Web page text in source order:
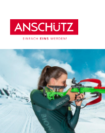
Inhalt
springen